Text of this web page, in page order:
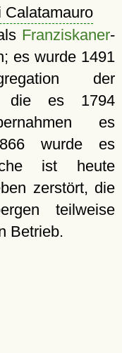
Calatamauro
Franziskaner­
es wurde 1491
der
die es 1794
es
wurde es
ist heute
zerstört, die
teilweise
Betrieb.